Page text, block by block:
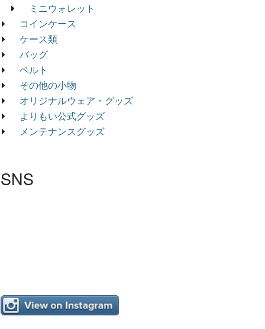
ミニウォレット
コインケース
ケース類
バッグ
ベルト
その他の小物
オリジナルウェア・グッズ
よりもい公式グッズ
メンテナンスグッズ
SNS